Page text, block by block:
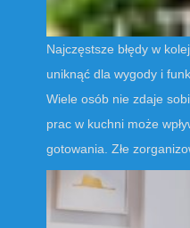
Najczęstsze błędy w
uniknąć dla wygody i
Wiele osób nie zdaje
prac w kuchni może
gotowania. Złe